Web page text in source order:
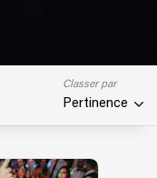
Classer par
Pertinence